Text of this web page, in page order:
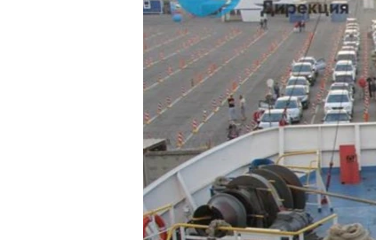
КРЫМ.НЕПОКОРЕННЫЙ
УКРАИНСКАЯ ПРОБЛЕМА КРЫМА